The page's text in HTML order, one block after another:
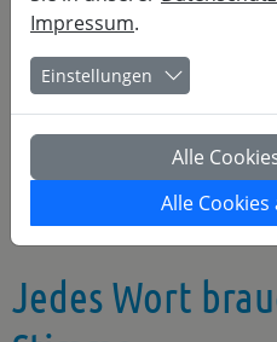
Stimme
Sprache und ihre
und beruflichen Kontext
Anmelden
Jedes Wort
Impressum.
Einstellungen
Alle
Alle